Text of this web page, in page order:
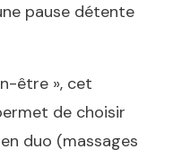
pause détente
être », cet
de choisir
duo (massages